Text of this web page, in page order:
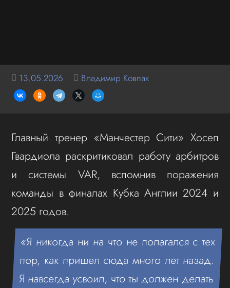
13.05.2026 Владимир Ковпак
Главный тренер «Манчестер Сити» Хосеп
Гвардиола раскритиковал работу арбитров
и системы VAR, вспомнив поражения
команды в финалах Кубка Англии 2024 и
2025 годов.
«Я никогда ни на что не полагался с тех
пор, как пришел сюда много лет назад.
Я навсегда усвоил, что ты должен делать